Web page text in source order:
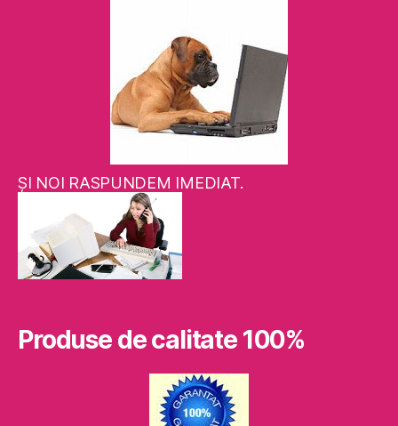
ŞI NOI RASPUNDEM IMEDIAT.
Produse de calitate 100%